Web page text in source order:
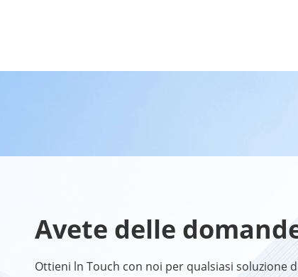
Avete delle
Ottieni ln Touch con noi per qualsiasi soluzione